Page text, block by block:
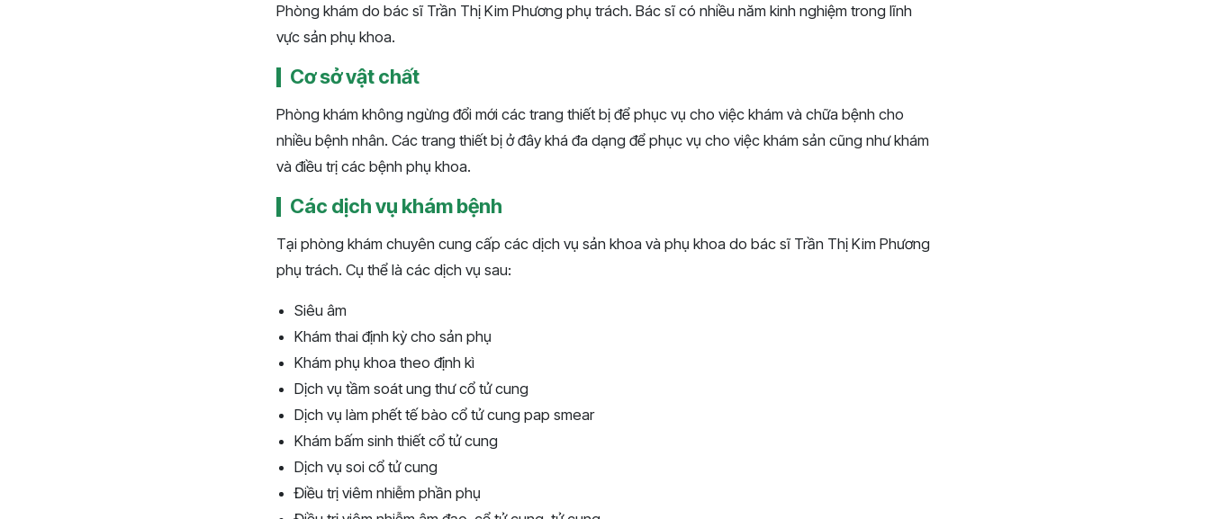
Phòng khám do bác sĩ Trần Thị Kim Phương phụ trách. Bác sĩ có nhiều năm kinh nghiệm trong lĩnh
vực sản phụ khoa.
Cơ sở vật chất
Phòng khám không ngừng đổi mới các trang thiết bị để phục vụ cho việc khám và chữa bệnh cho
nhiều bệnh nhân. Các trang thiết bị ở đây khá đa dạng để phục vụ cho việc khám sản cũng như khám
và điều trị các bệnh phụ khoa.
Các dịch vụ khám bệnh
Tại phòng khám chuyên cung cấp các dịch vụ sản khoa và phụ khoa do bác sĩ Trần Thị Kim Phương
phụ trách. Cụ thể là các dịch vụ sau:
Siêu âm
Khám thai định kỳ cho sản phụ
Khám phụ khoa theo định kì
Dịch vụ tầm soát ung thư cổ tử cung
Dịch vụ làm phết tế bào cổ tử cung pap smear
Khám bấm sinh thiết cổ tử cung
Dịch vụ soi cổ tử cung
Điều trị viêm nhiễm phần phụ